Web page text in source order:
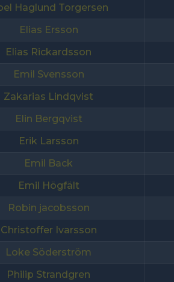
Haglund Torgersen
Elias Ersson
Elias Rickardsson
Emil Svensson
Zakarias Lindqvist
Elin Bergqvist
Erik Larsson
Emil Back
Emil Högfält
Robin jacobsson
Christoffer Ivarsson
Loke Söderström
Philip Strandgren